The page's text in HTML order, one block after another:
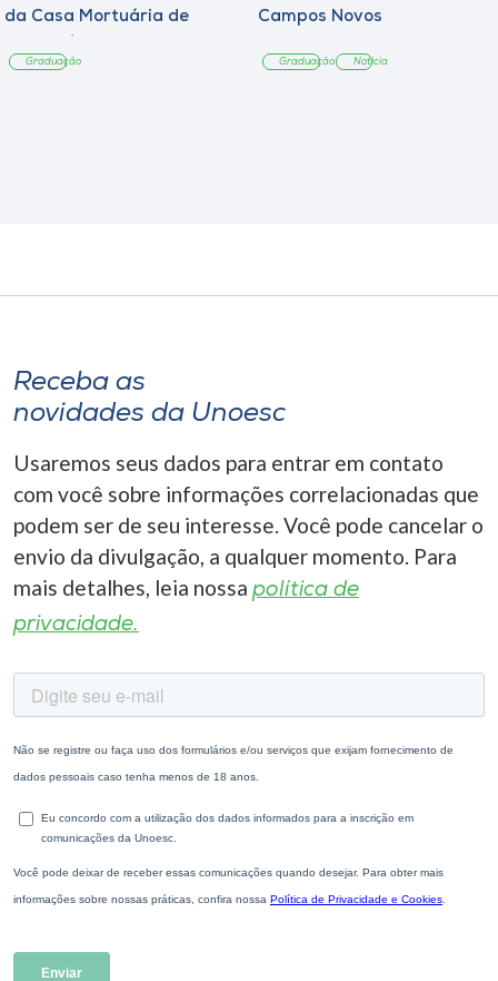
da Casa Mortuária de
Graduação
Campos Novos
Graduação Notícia
Receba as
novidades da Unoesc
Usaremos seus dados para entrar em contato
com você sobre informações correlacionadas que
podem ser de seu interesse. Você pode cancelar o
envio da divulgação, a qualquer momento. Para
mais detalhes, leia nossa política de
privacidade.